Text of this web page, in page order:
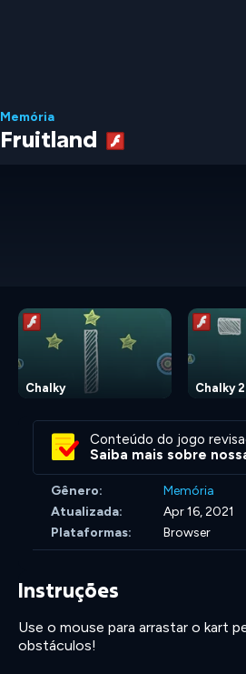
Memória
Fruitland
Chalky Chalky 2
Conteúdo do jogo
Saiba mais sobre
Gênero: Memória
Atualizada:
Apr 16, 2021
Plataformas:
Browser
Instruções
Use o mouse para arrastar o kart
obstáculos!